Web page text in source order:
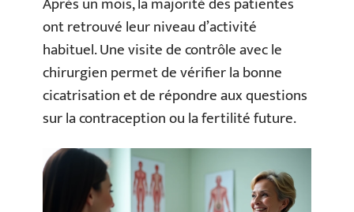
ont retrouvé leur niveau d’activité
habituel. Une visite de contrôle avec le
chirurgien permet de vérifier la bonne
cicatrisation et de répondre aux questions
sur la contraception ou la fertilité future.